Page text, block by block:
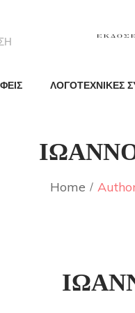
ΛΟΓΟΤΕΧΝΙΚΕΣ
Home